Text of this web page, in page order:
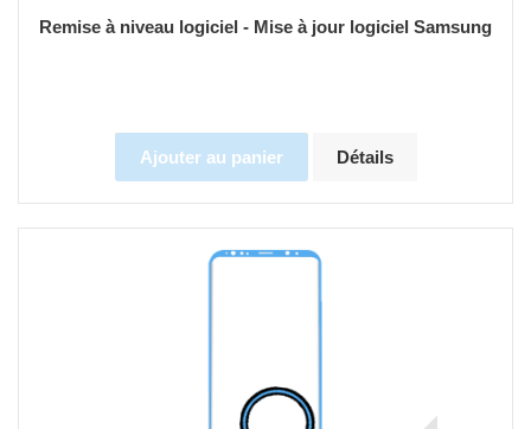
Remise à niveau logiciel - Mise à jour logiciel Samsung
Ajouter au panier Détails